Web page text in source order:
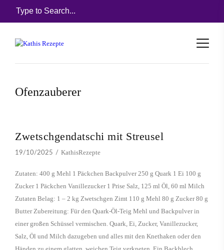
Ofenzauberer
Zwetschgendatschi mit Streusel
19/10/2025 KathisRezepte
Zutaten: 400 g Mehl 1 Päckchen Backpulver 250 g Quark 1 Ei 100 g
Zucker 1 Päckchen Vanillezucker 1 Prise Salz, 125 ml Öl, 60 ml Milch
Zutaten Belag: 1 – 2 kg Zwetschgen Zimt 110 g Mehl 80 g Zucker 80 g
Butter Zubereitung: Für den Quark-Öl-Teig Mehl und Backpulver in
einer großen Schüssel vermischen. Quark, Ei, Zucker, Vanillezucker,
Salz, Öl und Milch dazugeben und alles mit den Knethaken oder den